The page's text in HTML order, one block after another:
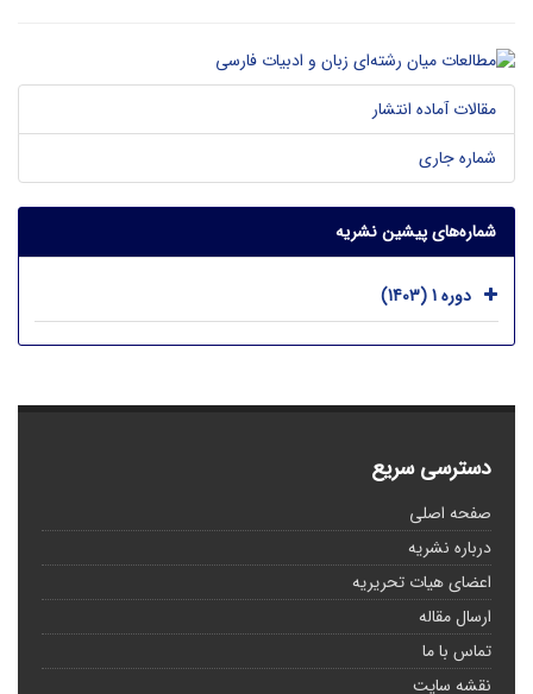
مقالات آماده انتشار
شماره جاری
شماره‌های پیشین نشریه
دوره 1 (1403)
دسترسی سریع
صفحه اصلی
درباره نشریه
اعضای هیات تحریریه
ارسال مقاله
تماس با ما
نقشه سایت